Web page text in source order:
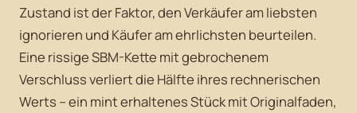
Zustand ist der Faktor, den Verkäufer am liebsten
ignorieren und Käufer am ehrlichsten beurteilen.
Eine rissige SBM-Kette mit gebrochenem
Verschluss verliert die Hälfte ihres rechnerischen
Werts – ein mint erhaltenes Stück mit Originalfaden,